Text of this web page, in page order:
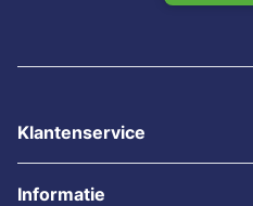
Klantenservice
Informatie